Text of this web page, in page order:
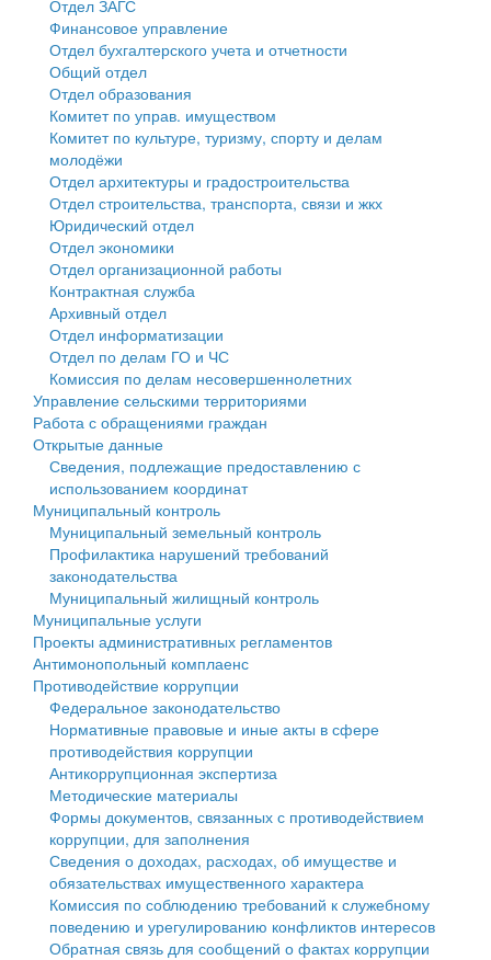
Государственные услуги
Промышленность и АПК
Экономика и бизнес
Символика
Устав
Гостям округа
Туризм
Культура
Образование
Здравоохранение
Социальная защита
Фотоальбом
муниципального округа Тверской области
Администрация Кашинского муниципального округа
Тверской области
Управление сельскими территориями
Открытые данные
Работа с обращениями граждан
Муниципальный контроль
Муниципальные услуги
Проекты административных регламентов
Антимонопольный комплаенс
Противодействие коррупции
Финансовое управление
Бюджет для граждан
Имущество
Выявление правообладателей ранее учтенных
объектов недвижимости
Имущественная поддержка субъектов малого и
среднего предпринимательства
Информационная поддержка субъектов малого и
среднего предпринимательства
Муниципальные программы
Контрольно-счетная палата
Персональные данные
Оценка регулирующего воздействия
Деятельность МУ
Нормативы градостроительного проектирования
Правила землепользования и застройки
Генеральные планы
Проекты планировки территории
Собрание депутатов
Городское поселение
Сельские поселения
Отдел ЗАГС
Финансовое управление
Отдел бухгалтерского учета и отчетности
Общий отдел
Отдел образования
Комитет по управ. имуществом
Комитет по культуре, туризму, спорту и делам
молодёжи
Отдел архитектуры и градостроительства
Отдел строительства, транспорта, связи и жкх
Юридический отдел
Отдел экономики
Отдел организационной работы
Контрактная служба
Архивный отдел
Отдел информатизации
Отдел по делам ГО и ЧС
Комиссия по делам несовершеннолетних
Управление сельскими территориями
Работа с обращениями граждан
Открытые данные
Сведения, подлежащие предоставлению с
использованием координат
Муниципальный контроль
Муниципальный земельный контроль
Профилактика нарушений требований
законодательства
Муниципальный жилищный контроль
Муниципальные услуги
Проекты административных регламентов
Антимонопольный комплаенс
Противодействие коррупции
Федеральное законодательство
Нормативные правовые и иные акты в сфере
противодействия коррупции
Антикоррупционная экспертиза
Методические материалы
Формы документов, связанных с противодействием
коррупции, для заполнения
Сведения о доходах, расходах, об имуществе и
обязательствах имущественного характера
Комиссия по соблюдению требований к служебному
поведению и урегулированию конфликтов интересов
Обратная связь для сообщений о фактах коррупции